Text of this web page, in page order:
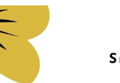
3.250,00 TL